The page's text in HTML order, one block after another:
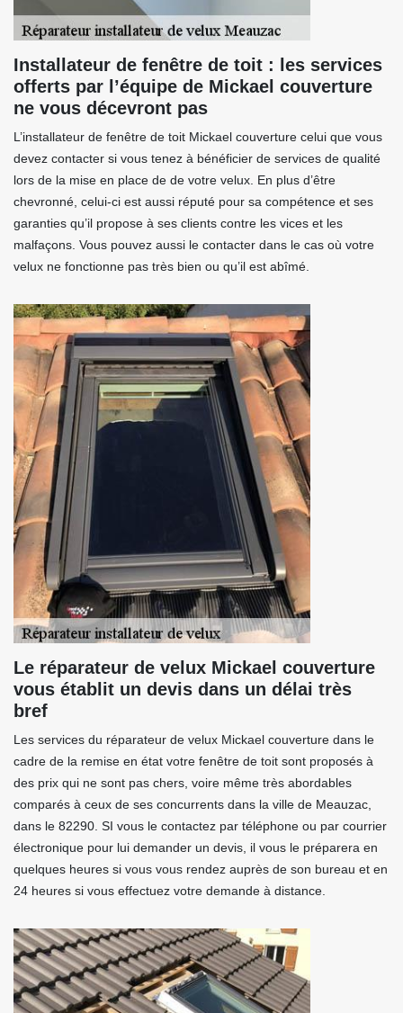
Installateur de fenêtre de toit : les services
offerts par l’équipe de Mickael couverture
ne vous décevront pas
L’installateur de fenêtre de toit Mickael couverture celui que vous
devez contacter si vous tenez à bénéficier de services de qualité
lors de la mise en place de de votre velux. En plus d’être
chevronné, celui-ci est aussi réputé pour sa compétence et ses
garanties qu’il propose à ses clients contre les vices et les
malfaçons. Vous pouvez aussi le contacter dans le cas où votre
velux ne fonctionne pas très bien ou qu’il est abîmé.
Le réparateur de velux Mickael couverture
vous établit un devis dans un délai très
bref
Les services du réparateur de velux Mickael couverture dans le
cadre de la remise en état votre fenêtre de toit sont proposés à
des prix qui ne sont pas chers, voire même très abordables
comparés à ceux de ses concurrents dans la ville de Meauzac,
dans le 82290. SI vous le contactez par téléphone ou par courrier
électronique pour lui demander un devis, il vous le préparera en
quelques heures si vous vous rendez auprès de son bureau et en
24 heures si vous effectuez votre demande à distance.